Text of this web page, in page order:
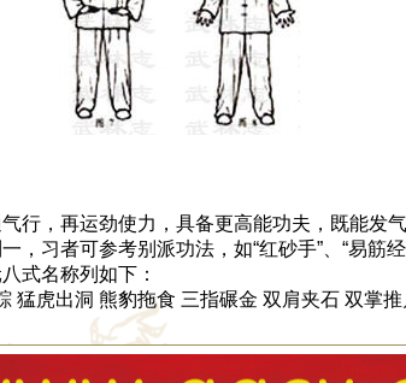
行，再运劲使力，具备更高能功夫，既能发
，习者可参考别派功法，如“红砂手”、“易筋经
式名称列如下：
猛虎出洞 熊豹拖食 三指碾金 双肩夹石 双掌推